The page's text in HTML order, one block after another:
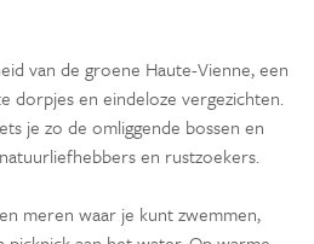
van de groene Haute-Vienne, een
dorpjes en eindeloze vergezichten.
je zo de omliggende bossen en
en rustzoekers.
meren waar je kunt zwemmen,